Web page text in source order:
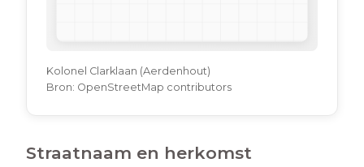
Kolonel Clarklaan (Aerdenhout)
Bron: OpenStreetMap contributors
Straatnaam en herkomst